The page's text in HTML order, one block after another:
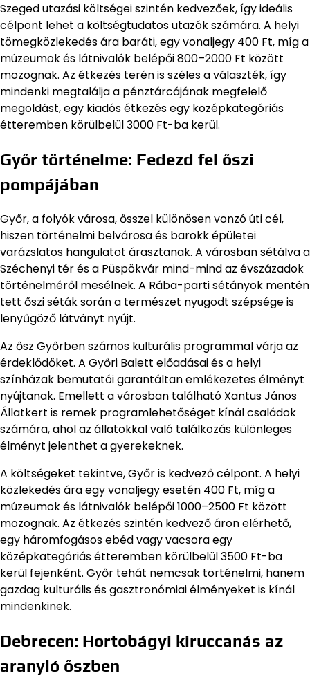
Szeged utazási költségei szintén kedvezőek, így ideális
célpont lehet a költségtudatos utazók számára. A helyi
tömegközlekedés ára baráti, egy vonaljegy 400 Ft, míg a
múzeumok és látnivalók belépői 800–2000 Ft között
mozognak. Az étkezés terén is széles a választék, így
mindenki megtalálja a pénztárcájának megfelelő
megoldást, egy kiadós étkezés egy középkategóriás
étteremben körülbelül 3000 Ft-ba kerül.
Győr történelme: Fedezd fel őszi
pompájában
Győr, a folyók városa, ősszel különösen vonzó úti cél,
hiszen történelmi belvárosa és barokk épületei
varázslatos hangulatot árasztanak. A városban sétálva a
Széchenyi tér és a Püspökvár mind-mind az évszázadok
történelméről mesélnek. A Rába-parti sétányok mentén
tett őszi séták során a természet nyugodt szépsége is
lenyűgöző látványt nyújt.
Az ősz Győrben számos kulturális programmal várja az
érdeklődőket. A Győri Balett előadásai és a helyi
színházak bemutatói garantáltan emlékezetes élményt
nyújtanak. Emellett a városban található Xantus János
Állatkert is remek programlehetőséget kínál családok
számára, ahol az állatokkal való találkozás különleges
élményt jelenthet a gyerekeknek.
A költségeket tekintve, Győr is kedvező célpont. A helyi
közlekedés ára egy vonaljegy esetén 400 Ft, míg a
múzeumok és látnivalók belépői 1000–2500 Ft között
mozognak. Az étkezés szintén kedvező áron elérhető,
egy háromfogásos ebéd vagy vacsora egy
középkategóriás étteremben körülbelül 3500 Ft-ba
kerül fejenként. Győr tehát nemcsak történelmi, hanem
gazdag kulturális és gasztronómiai élményeket is kínál
mindenkinek.
Debrecen: Hortobágyi kiruccanás az
aranyló őszben